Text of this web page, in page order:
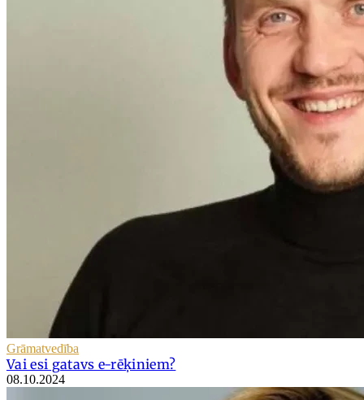
Grāmatvedība
Vai esi gatavs e-rēķiniem?
08.10.2024